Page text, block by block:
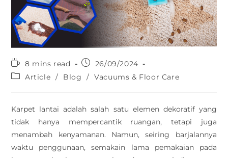
8 mins read
26/09/2024
Article / Blog / Vacuums & Floor Care
Karpet lantai adalah salah satu elemen dekoratif yang
tidak hanya mempercantik ruangan, tetapi juga
menambah kenyamanan. Namun, seiring barjalannya
waktu penggunaan, semakain lama pemakaian pada